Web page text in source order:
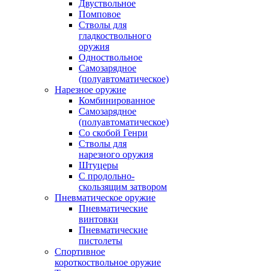
Двуствольное
Помповое
Стволы для
гладкоствольного
оружия
Одноствольное
Самозарядное
(полуавтоматическое)
Нарезное оружие
Комбинированное
Самозарядное
(полуавтоматическое)
Со скобой Генри
Стволы для
нарезного оружия
Штуцеры
С продольно-
скользящим затвором
Пневматическое оружие
Пневматические
винтовки
Пневматические
пистолеты
Спортивное
короткоствольное оружие